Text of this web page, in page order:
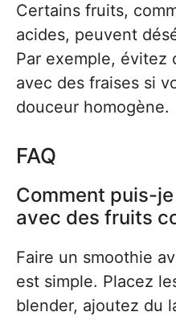
Certains fruits,
acides, peuvent
Par exemple, évitez
avec des fraises si
douceur homogène.
FAQ
Comment puis-
avec des fruits
Faire un smoothie
est simple. Placez
blender, ajoutez du